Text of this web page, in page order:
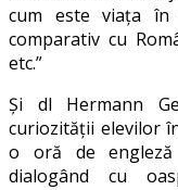
cum este viața în
comparativ cu
etc.”
Și dl Hermann
curiozităţii elevilor
o oră de engleză
dialogând cu